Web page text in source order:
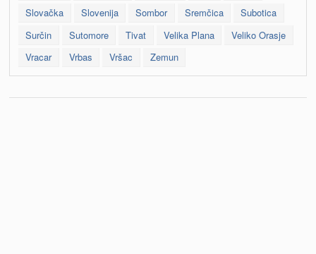
Slovačka
Slovenija Sombor Sremčica
Subotica
Surčin
Sutomore Tivat Velika Plana
Veliko Orasje
Vracar
Vrbas Vršac Zemun